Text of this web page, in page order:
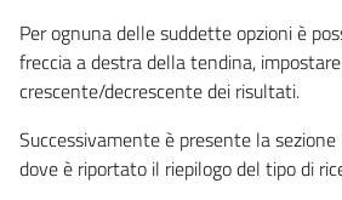
Per ognuna delle suddette opzioni è
freccia a destra della tendina,
crescente/decrescente dei risultati.
Successivamente è presente la sezione
dove è riportato il riepilogo del tipo di